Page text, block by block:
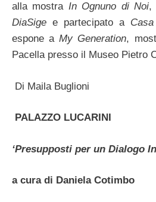
alla mostra In Ognuno di Noi,
DiaSige e partecipato a
espone aMy Generation,
Pacella presso il Museo Pietro
Di Maila Buglioni
PALAZZO LUCARINI
‘Presupposti per un Dialogo
a cura di Daniela Cotimbo